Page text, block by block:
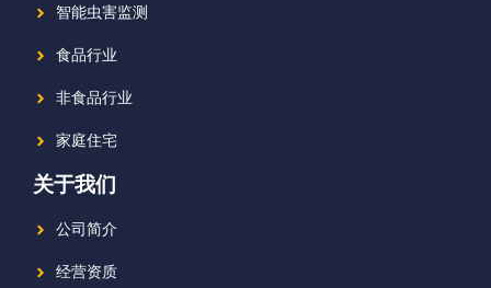
智能虫害监测
食品行业
非食品行业
家庭住宅
关于我们
公司简介
经营资质